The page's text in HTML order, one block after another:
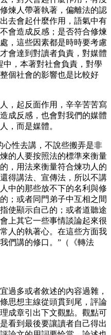
煉人帶著執著，偏離法的認
去會起什麼作用，語氣中有
會造成反感；是否符合修煉
，這些因素都是時時要考慮
會達到對讀者負責，對媒體
中，本著對社會負責，對學
個社會的影響也是比較好
，起反面作用，辛辛苦苦寫
成反感，也會對我們的媒體
，而是媒體。
心性去講，不說些搬弄是非
的人要按照法的標準來衡量
，用法來衡量符合煉功人的
得講法、宣傳法，所以不講
中的那些放不下的名利與修
；或者同門弟子中互相之間
使顯示自己的；或者道聽途
上其它一些事情談論起來很
人的執著心。在這些方面我
們講的修口。”（《轉法
過多或者敘述的內容過雜，
思想主線從頭貫到尾，評論
成章引出下文觀點。觀點可
看到最後要讓讀者自己得出